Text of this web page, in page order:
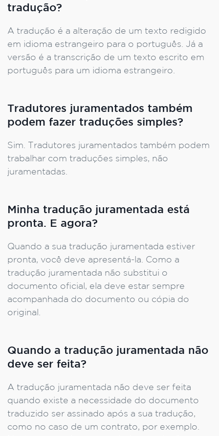
tradução?
A tradução é a alteração de um texto redigido
em idioma estrangeiro para o português. Já a
versão é a transcrição de um texto escrito em
português para um idioma estrangeiro.
Tradutores juramentados também
podem fazer traduções simples?
Sim. Tradutores juramentados também podem
trabalhar com traduções simples, não
juramentadas.
Minha tradução juramentada está
pronta. E agora?
Quando a sua tradução juramentada estiver
pronta, você deve apresentá-la. Como a
tradução juramentada não substitui o
documento oficial, ela deve estar sempre
acompanhada do documento ou cópia do
original.
Quando a tradução juramentada não
deve ser feita?
A tradução juramentada não deve ser feita
quando existe a necessidade do documento
traduzido ser assinado após a sua tradução,
como no caso de um contrato, por exemplo.